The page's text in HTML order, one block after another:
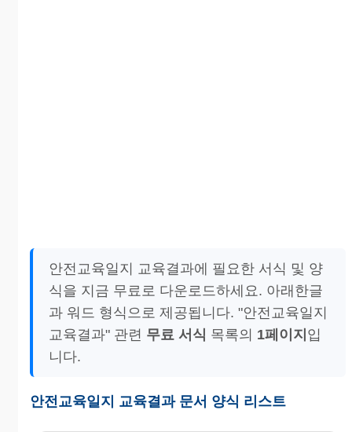
안전교육일지 교육결과에 필요한 서식 및 양
식을 지금 무료로 다운로드하세요. 아래한글
과 워드 형식으로 제공됩니다. "안전교육일지
교육결과" 관련 무료 서식 목록의 1페이지 입
니다.
안전교육일지 교육결과 문서 양식 리스트